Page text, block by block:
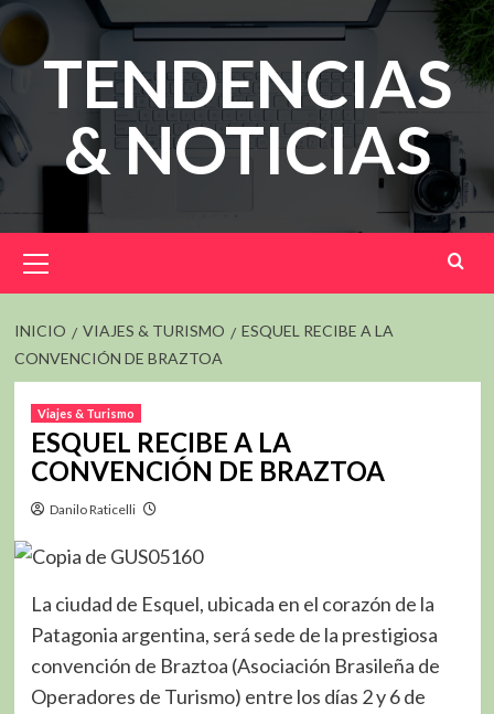
Saltar
contenidoTENDENCIAS
& NOTICIAS
principal
INICIO VIAJES & TURISMO
ESQUEL RECIBE A LA
CONVENCIÓN DE BRAZTOA
Viajes & Turismo
ESQUEL RECIBE A LA
CONVENCIÓN DE BRAZTOA
Danilo Raticelli
La ciudad de Esquel, ubicada en el corazón de la
Patagonia argentina, será sede de la prestigiosa
convención de Braztoa (Asociación Brasileña de
Operadores de Turismo) entre los días 2 y 6 de